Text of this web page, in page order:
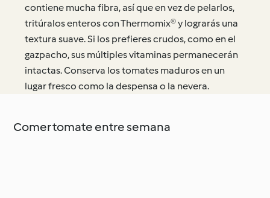
contiene mucha fibra, así que en vez de pelarlos,
tritúralos enteros con Thermomix® y lograrás una
textura suave. Si los prefieres crudos, como en el
gazpacho, sus múltiples vitaminas permanecerán
intactas. Conserva los tomates maduros en un
lugar fresco como la despensa o la nevera.
Comer tomate entre semana